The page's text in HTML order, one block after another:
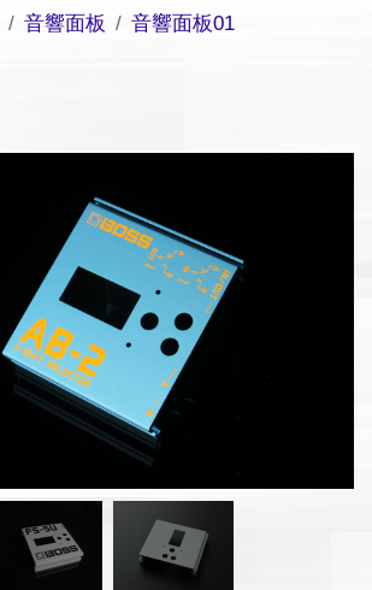
音響面板 音響面板01